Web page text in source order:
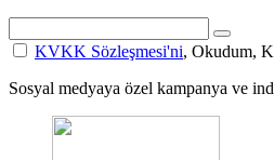
KVKK Sözleşmesi'ni, Okudum,
Sosyal medyaya özel kampanya ve